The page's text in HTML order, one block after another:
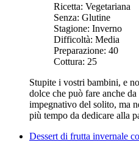
Ricetta: Vegetariana
Senza: Glutine
Stagione: Inverno
Difficoltà: Media
Preparazione: 40
Cottura: 25
Stupite i vostri bambini, e
dolce che può fare anche
impegnativo del solito, ma
più tempo da dedicare alla
Dessert di frutta invernale